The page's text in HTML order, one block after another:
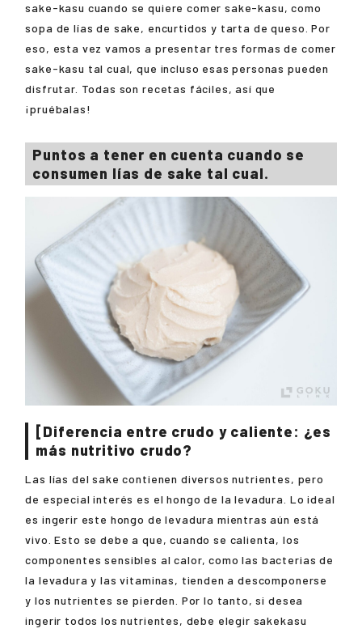
sake-kasu cuando se quiere comer sake-kasu, como
sopa de lías de sake, encurtidos y tarta de queso. Por
eso, esta vez vamos a presentar tres formas de comer
sake-kasu tal cual, que incluso esas personas pueden
disfrutar. Todas son recetas fáciles, así que
¡pruébalas!
Puntos a tener en cuenta cuando se
consumen lías de sake tal cual.
[Diferencia entre crudo y caliente: ¿es
más nutritivo crudo?
Las lías del sake contienen diversos nutrientes, pero
de especial interés es el hongo de la levadura. Lo ideal
es ingerir este hongo de levadura mientras aún está
vivo. Esto se debe a que, cuando se calienta, los
componentes sensibles al calor, como las bacterias de
la levadura y las vitaminas, tienden a descomponerse
y los nutrientes se pierden. Por lo tanto, si desea
ingerir todos los nutrientes, debe elegir sakekasu